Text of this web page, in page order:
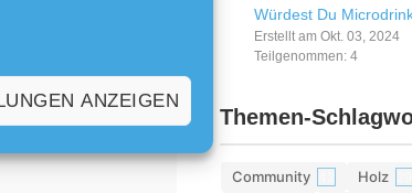
ANZEIGEN
aber die
Würdest Du
Erstellt am Okt. 03, 2024
Teilgenommen: 4
Themen-
Community Holz